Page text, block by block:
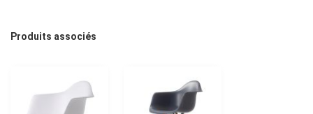
Produits associés